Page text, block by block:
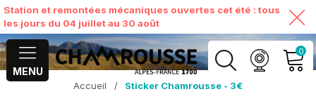
Station et remontées mécaniques ouvertes cet été : tous
les jours du 04 juillet au 30 août
MENU
0
MON COMPTE
Accueil / Sticker Chamrousse - 3€